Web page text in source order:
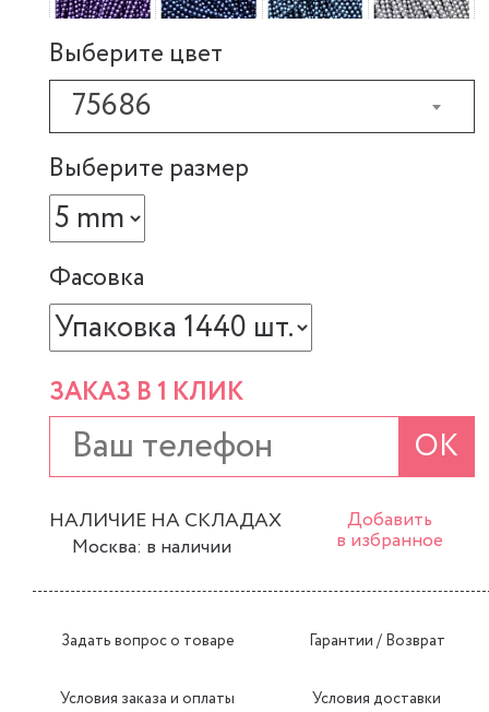
Выберите цвет
75686
Выберите размер
Фасовка
ЗАКАЗ В 1 КЛИК
ОК
НАЛИЧИЕ НА СКЛАДАХ
Москва: в наличии
Добавить
в избранное
Задать вопрос о товаре Гарантии / Возврат
Условия заказа и оплаты Условия доставки